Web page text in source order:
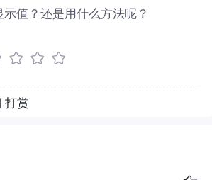
值？还是用什么方法呢？
打赏